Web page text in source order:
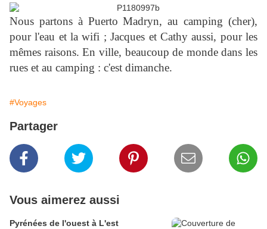
Nous partons à Puerto Madryn, au camping (cher),
pour l'eau et la wifi ; Jacques et Cathy aussi, pour les
mêmes raisons. En ville, beaucoup de monde dans les
rues et au camping : c'est dimanche.
#Voyages
Partager
Vous aimerez aussi
Pyrénées de l'ouest à L'est